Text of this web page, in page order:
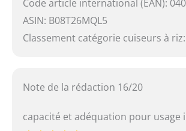
Code article international (EAN):
ASIN: B08T26MQL5
Classement catégorie cuiseurs à
Note de la rédaction 16/20
capacité et adéquation pour usage